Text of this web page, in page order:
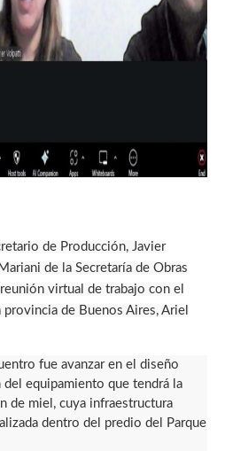
de Producción, Javier
de la Secretaría de Obras
virtual de trabajo con el
de Buenos Aires, Ariel
fue avanzar en el diseño
equipamiento que tendrá la
de miel, cuya infraestructura
dentro del predio del Parque